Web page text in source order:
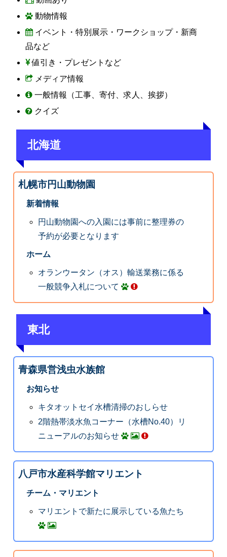
動物情報
イベント・特別展示・ワークショップ・新商
品など
値引き・プレゼントなど
メディア情報
一般情報（工事、寄付、求人、挨拶）
クイズ
北海道
札幌市円山動物園
新着情報
円山動物園への入園には事前に整理券の
予約が必要となります
ホーム
オランウータン（オス）輸送業務に係る
一般競争入札について
東北
青森県営浅虫水族館
お知らせ
キタオットセイ水槽清掃のおしらせ
2階熱帯淡水魚コーナー（水槽No.40）リ
ニューアルのお知らせ
八戸市水産科学館マリエント
チーム・マリエント
マリエントで新たに展示している魚たち